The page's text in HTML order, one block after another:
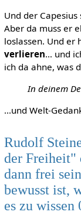
Und der
Aber da muss er
loslassen. Und
verlieren… und
ich da ahne, was
In deinem
...und Welt-
Rudolf
der Freiheit"
dann frei
bewusst ist,
es zu wissen